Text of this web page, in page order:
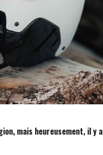
mais heureusement, il y a